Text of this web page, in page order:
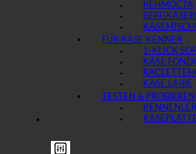
REHMOCTA
BERGKÄSE
FÜR KÄSE KENNER
1-KLICK
KÄSE
RACLETTE
KÄSE LAIBE
TESTEN & PROBIEREN